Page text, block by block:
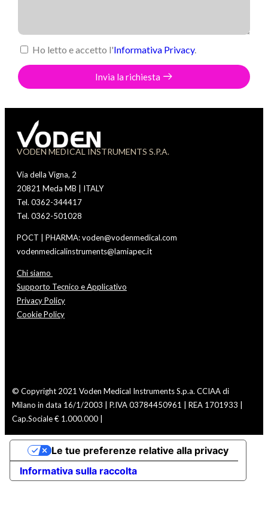
Ho letto e accetto l'Informativa Privacy.
Invia la richiesta
VODEN MEDICAL INSTRUMENTS S.P.A.
Via della Vigna, 2
20821 Meda MB | ITALY
Tel. 0362-344417
Tel. 0362-501028
POCT | PHARMA: voden@vodenmedical.com
vodenmedicalinstruments@lamiapec.it
Chi siamo
Supporto Tecnico e Applicativo
Privacy Policy
Cookie Policy
© Copyright 2021 Voden Medical Instruments S.p.a. CCIAA di
Milano in data 16/1/2003 | P.IVA 03784450961 | REA 1701933 |
Cap.Sociale € 1.000.000 |
Informativa sulla raccolta
Le tue preferenze relative alla privacy